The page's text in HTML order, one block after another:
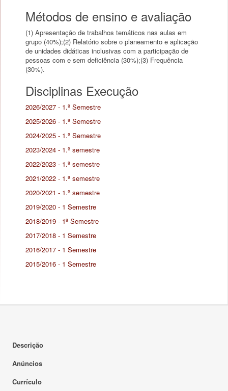
Métodos de ensino e avaliação
(1) Apresentação de trabalhos temáticos nas aulas em
grupo (40%);(2) Relatório sobre o planeamento e aplicação
de unidades didáticas inclusivas com a participação de
pessoas com e sem deficiência (30%);(3) Frequência
(30%).
Disciplinas Execução
2026/2027 - 1.º Semestre
2025/2026 - 1.º Semestre
2024/2025 - 1.º Semestre
2023/2024 - 1.º semestre
2022/2023 - 1.º semestre
2021/2022 - 1.º semestre
2020/2021 - 1.º semestre
2019/2020 - 1 Semestre
2018/2019 - 1º Semestre
2017/2018 - 1 Semestre
2016/2017 - 1 Semestre
2015/2016 - 1 Semestre
Descrição
Anúncios
Currículo